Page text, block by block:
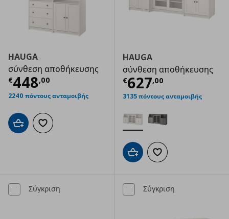
HAUGA
σύνθεση αποθήκευσης
€448,00
Τρέχουσα τιμή € 448,00
2240 πόντους ανταμοιβής
Προσθήκη στο καλάθι
Προσθήκη στα αγαπημένα
HAUGA
σύνθεση αποθήκευσης
€627,00
Τρέχουσα
3135 πόντους ανταμοιβής
Προσθήκη στο καλάθι
Προσθήκη στα
Σύγκριση Σύγκριση